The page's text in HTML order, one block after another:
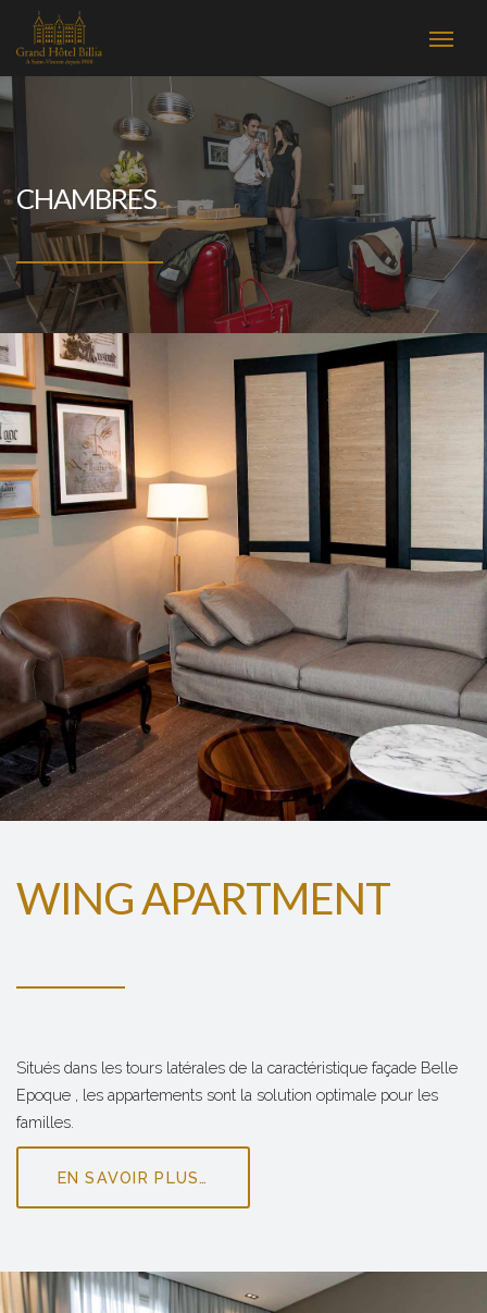
CHAMBRES
WING APARTMENT
Situés dans les tours latérales de la caractéristique façade Belle
Epoque , les appartements sont la solution optimale pour les
familles.
EN SAVOIR PLUS…